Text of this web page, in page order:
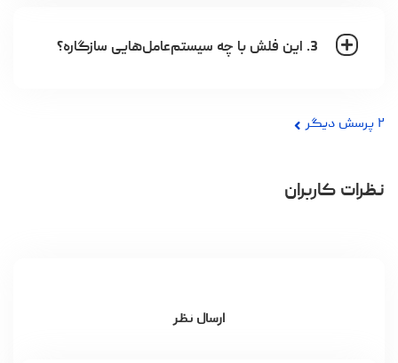
3. این فلش با چه سیستم‌عامل‌هایی سازگاره؟
۲ پرسش دیگر
نظرات کاربران
ارسال نظر